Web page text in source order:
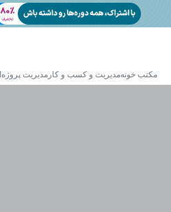
مکتب خونهمدیریت و کسب و کار مدیریت پروژه